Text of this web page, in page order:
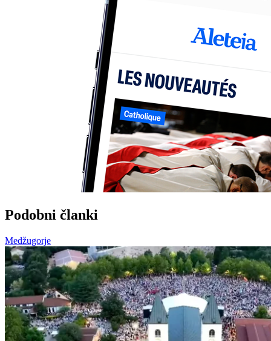
Podobni članki
Medžugorje